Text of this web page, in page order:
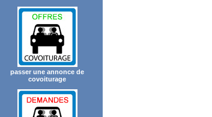
passer une annonce de
covoiturage